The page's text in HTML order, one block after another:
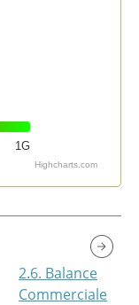
1G
Highcharts.com
2.6. Balance
Commerciale